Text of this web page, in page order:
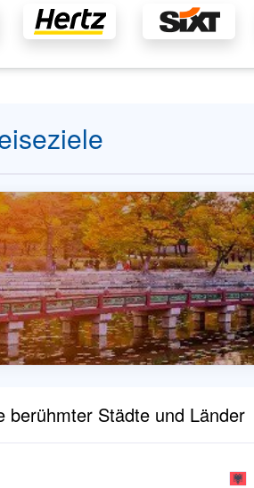
berühmter Städte und Länder